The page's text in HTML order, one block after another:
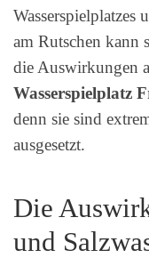
Wasserspielplatzes
am Rutschen kann
die Auswirkungen
Wasserspielplatz
denn sie sind
ausgesetzt.
Die
und